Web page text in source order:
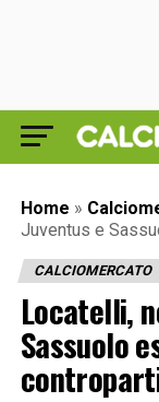
Home »
Juventus e
CALCIOMERCATO
Locatelli,
Sassuolo